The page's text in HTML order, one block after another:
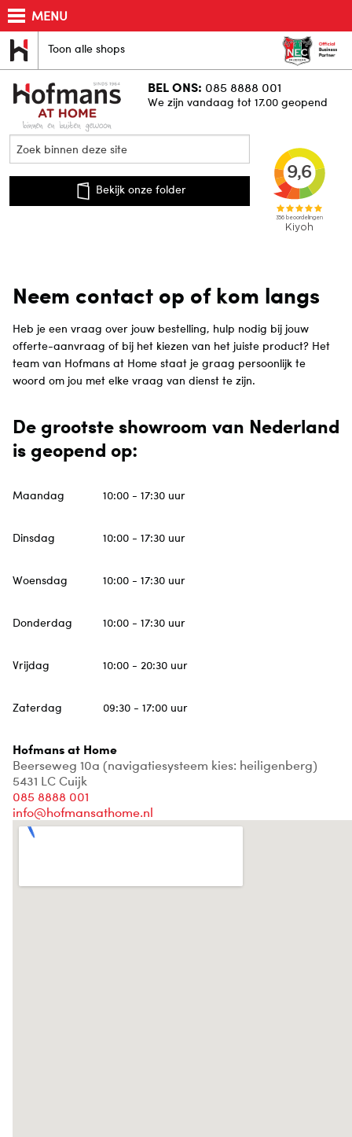
MENU
Toon alle shops
BEL ONS: 085 8888 001
We zijn vandaag tot 17.00 geopend
Bekijk onze folder
Neem contact op of kom langs
Heb je een vraag over jouw bestelling, hulp nodig bij jouw
offerte-aanvraag of bij het kiezen van het juiste product? Het
team van Hofmans at Home staat je graag persoonlijk te
woord om jou met elke vraag van dienst te zijn.
De grootste showroom van Nederland
is geopend op:
Maandag 10:00 - 17:30 uur
Dinsdag 10:00 - 17:30 uur
Woensdag 10:00 - 17:30 uur
Donderdag 10:00 - 17:30 uur
Vrijdag 10:00 - 20:30 uur
Zaterdag 09:30 - 17:00 uur
Hofmans at Home
Beerseweg 10a (navigatiesysteem kies: heiligenberg)
5431 LC Cuijk
085 8888 001
info@hofmansathome.nl